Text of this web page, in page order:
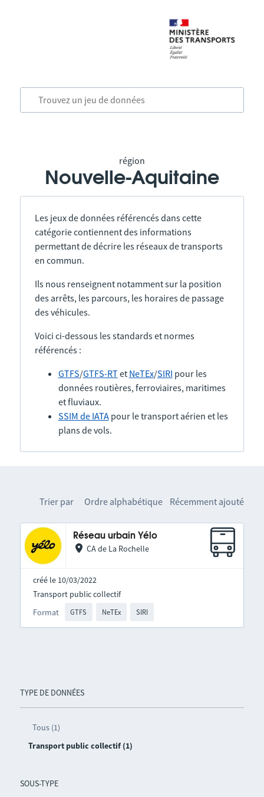
région
Nouvelle-Aquitaine
Les jeux de données référencés dans cette
catégorie contiennent des informations
permettant de décrire les réseaux de transports
en commun.
Ils nous renseignent notamment sur la position
des arrêts, les parcours, les horaires de passage
des véhicules.
Voici ci-dessous les standards et normes
référencés :
GTFS/GTFS-RTet NeTEx/SIRI pour les
données routières, ferroviaires, maritimes
et fluviaux.
SSIM de IATApour le transport aérien et les
plans de vols.
TYPE DE DONNÉES
Tous (1)
Transport public collectif (1)
SOUS-TYPE
Trier par Ordre alphabétique Récemment ajouté
Réseau urbain Yélo
CA de La Rochelle
créé le 10/03/2022
Format GTFS NeTEx SIRI
Transport public collectif